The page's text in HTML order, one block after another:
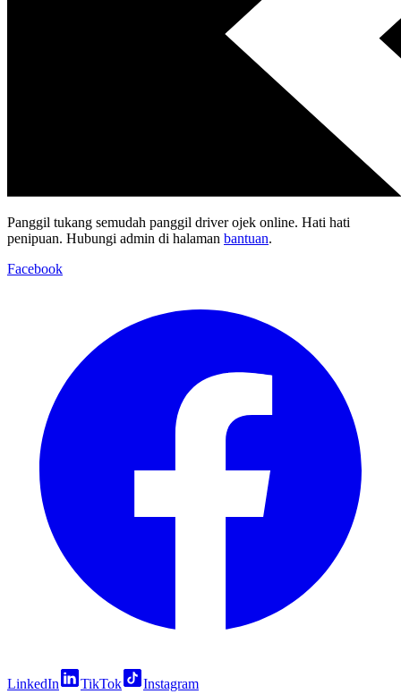
Panggil tukang semudah panggil driver ojek online. Hati hati
penipuan. Hubungi admin di halaman bantuan.
Facebook
LinkedIn TikTok Instagram